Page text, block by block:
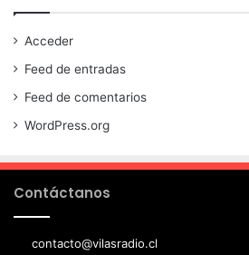
Acceder
Feed de entradas
Feed de comentarios
WordPress.org
Contáctanos
contacto@vilasradio.cl